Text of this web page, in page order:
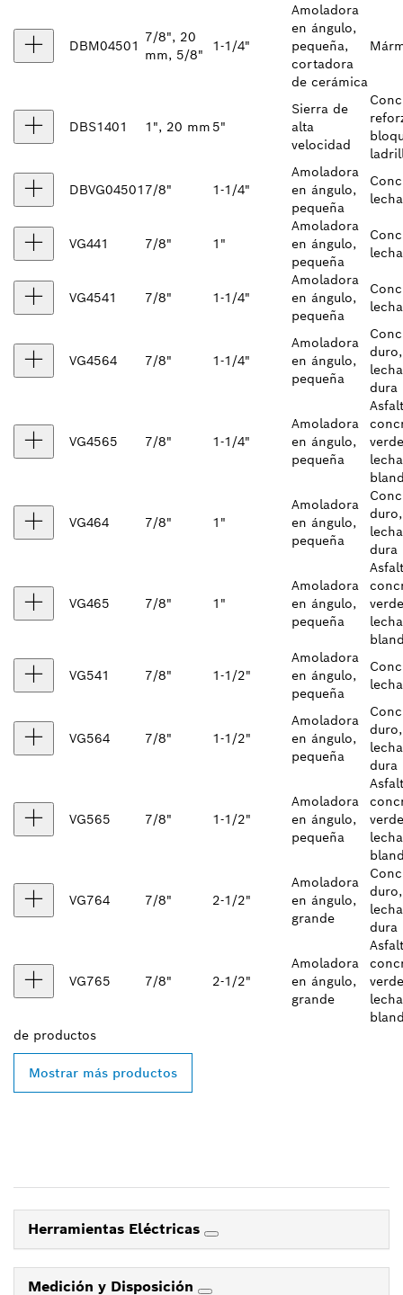
DBM04501
7/8", 20
mm, 5/8"
1-1/4"
Amoladora
en ángulo,
pequeña,
cortadora
de cerámica
DBS1401 1", 20 mm 5"
Sierra de
alta
velocidad
DBVG04501 7/8" 1-1/4"
Amoladora
en ángulo,
pequeña
VG441 7/8" 1"
Amoladora
en ángulo,
pequeña
VG4541 7/8" 1-1/4"
Amoladora
en ángulo,
pequeña
VG4564 7/8" 1-1/4"
Amoladora
en ángulo,
pequeña
duro,
dura
VG4565 7/8" 1-1/4"
Amoladora
en ángulo,
pequeña
VG464 7/8" 1"
Amoladora
en ángulo,
pequeña
duro,
dura
VG465 7/8" 1"
Amoladora
en ángulo,
pequeña
VG541 7/8" 1-1/2"
Amoladora
en ángulo,
pequeña
VG564 7/8" 1-1/2"
Amoladora
en ángulo,
pequeña
duro,
dura
VG565 7/8" 1-1/2"
Amoladora
en ángulo,
pequeña
VG764 7/8" 2-1/2"
Amoladora
en ángulo,
grande
duro,
dura
VG765 7/8" 2-1/2"
Amoladora
en ángulo,
grande
de productos
Mostrar más productos
Herramientas Eléctricas
Medición y Disposición